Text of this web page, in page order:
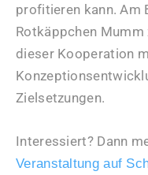
profitieren kann. Am
Rotkäppchen
dieser Kooperation
Zielsetzungen.
Interessiert? Dann
Veranstaltung auf